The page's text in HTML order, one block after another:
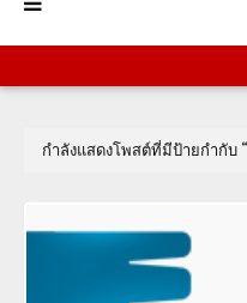
กำลังแสดงโพสต์ที่มีป้ายกำกับ